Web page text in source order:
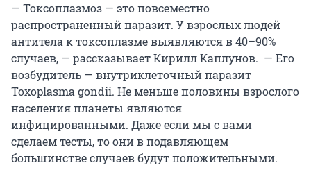
— Токсоплазмоз — это повсеместно
распространенный паразит. У взрослых людей
антитела к токсоплазме выявляются в 40–90%
случаев, — рассказывает Кирилл Каплунов. — Его
возбудитель — внутриклеточный паразит
Toxoplasma gondii. Не меньше половины взрослого
населения планеты являются
инфицированными. Даже если мы с вами
сделаем тесты, то они в подавляющем
большинстве случаев будут положительными.